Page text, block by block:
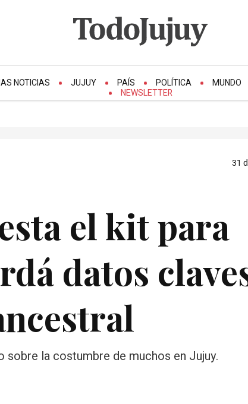
NOTICIAS JUJUY PAÍS POLÍTICA MUNDO
NEWSLETTER
31
el kit para
datos
la costumbre de muchos en Jujuy.